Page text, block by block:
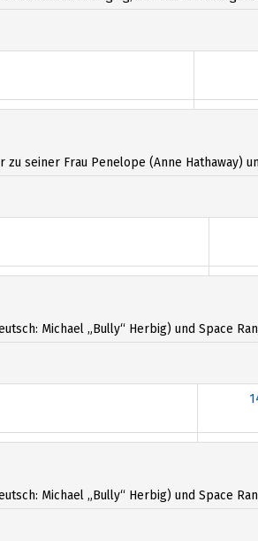
seiner Frau Penelope (Anne Hathaway)
Michael „Bully“ Herbig) und Space
Michael „Bully“ Herbig) und Space